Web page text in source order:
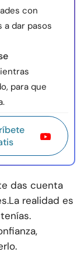
con
dar pasos
para que
das cuenta
La realidad es